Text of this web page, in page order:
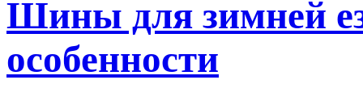
Шины для зимней
особенности